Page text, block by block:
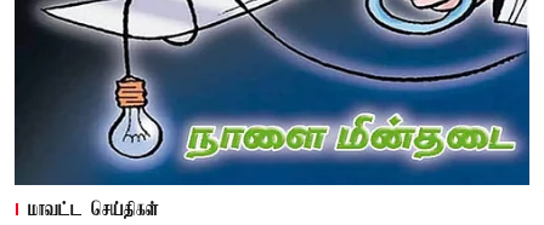
மாவட்ட செய்திகள்